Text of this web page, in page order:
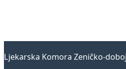
Ljekarska Komora Zeničko-